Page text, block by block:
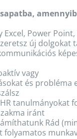
Excel, Power
új dolgokat
vagy
és probléma
tanulmányokat
iránt
Rád
folyamatos